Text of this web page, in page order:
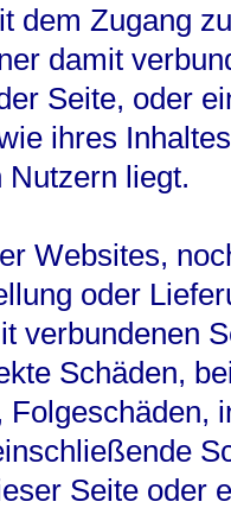
dem Zugang
damit
Seite, oder
ihres Inhaltes
liegt.
Websites,
oder
verbundenen
Schäden,
Folgeschäden,
Seite oder